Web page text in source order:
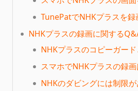
TunePatでNHKプラスを録
NHKプラスの録画に関する
NHKプラスのコピーガード
スマホでNHKプラスの録
NHKのダビングには制限